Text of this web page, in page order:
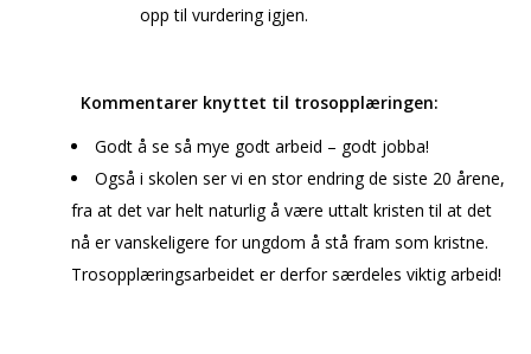
opp til vurdering igjen.
Kommentarer knyttet til trosopplæringen:
Godt å se så mye godt arbeid – godt jobba!
Også i skolen ser vi en stor endring de siste 20 årene,
fra at det var helt naturlig å være uttalt kristen til at det
nå er vanskeligere for ungdom å stå fram som kristne.
Trosopplæringsarbeidet er derfor særdeles viktig arbeid!